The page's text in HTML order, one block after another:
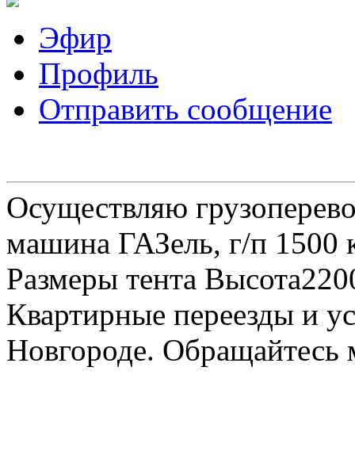
Эфир
Профиль
Отправить сообщение
Осуществляю
машина ГАЗель, г/п 1500
Размеры тента
Квартирные переезды и
Новгороде.